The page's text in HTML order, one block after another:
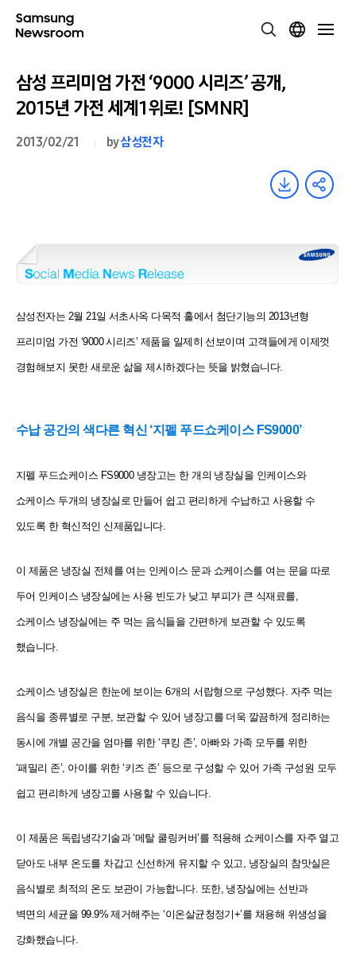
삼성 프리미엄 가전 ‘9000 시리즈’ 공개,
2015년 가전 세계 1위로! [SMNR]
2013/02/21 by삼성전자
삼성전자는 2월 21일 서초사옥 다목적 홀에서 첨단기능의 2013년형
프리미엄 가전 ‘9000 시리즈’ 제품을 일제히선보이며 고객들에게 이제껏
경험해보지 못한 새로운 삶을 제시하겠다는 뜻을 밝혔습니다.
수납 공간의 색다른 혁신 ‘지펠 푸드쇼케이스 FS9000’
지펠 푸드쇼케이스 FS9000 냉장고는 한 개의 냉장실을 인케이스와
쇼케이스 두개의 냉장실로 만들어 쉽고 편리하게 수납하고 사용할 수
있도록 한 혁신적인 신제품입니다.
이 제품은 냉장실 전체를 여는 인케이스 문과 쇼케이스를 여는 문을 따로
두어 인케이스 냉장실에는 사용 빈도가 낮고 부피가 큰 식재료를,
쇼케이스 냉장실에는 주 먹는 음식들을 간편하게 보관할 수 있도록
했습니다.
쇼케이스 냉장실은 한눈에 보이는 6개의 서랍형으로 구성했다. 자주 먹는
음식을 종류별로 구분, 보관할 수 있어 냉장고를 더욱 깔끔하게 정리하는
동시에 개별 공간을 엄마를 위한 ‘쿠킹 존’, 아빠와 가족 모두를 위한
‘패밀리 존’, 아이를 위한 ‘키즈 존’ 등으로 구성할 수 있어 가족 구성원 모두
쉽고 편리하게 냉장고를 사용할 수 있습니다.
이 제품은 독립냉각기술과 ‘메탈 쿨링커버’를 적용해 쇼케이스를 자주 열고
닫아도 내부 온도를 차갑고 신선하게 유지할 수 있고, 냉장실의 참맛실은
음식별로 최적의 온도 보관이 가능합니다. 또한, 냉장실에는 선반과
벽면의 세균을 99.9% 제거해주는 ‘이온살균청정기+’를 채용해 위생성을
강화했습니다.